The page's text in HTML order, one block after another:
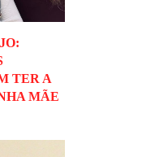
TER A
MÃE